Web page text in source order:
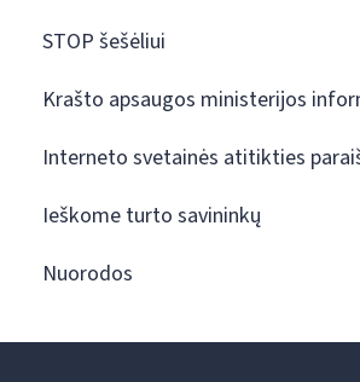
STOP šešėliui
Krašto apsaugos ministerijos
Interneto svetainės atitikties
Ieškome turto savininkų
Nuorodos